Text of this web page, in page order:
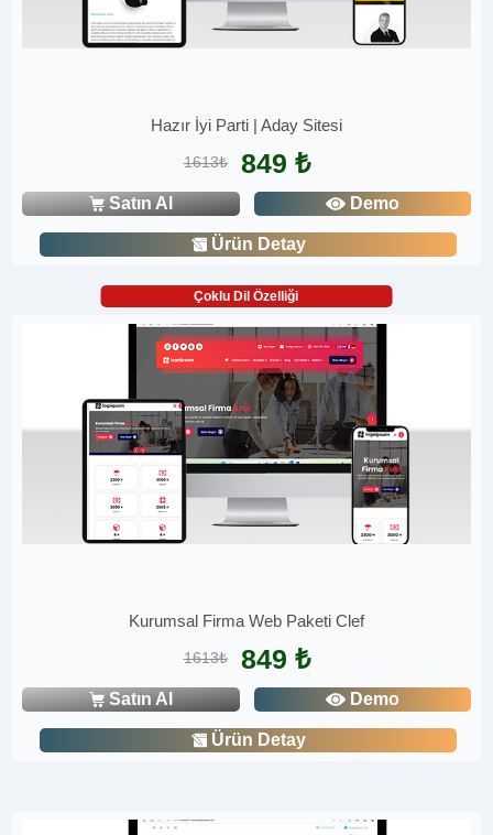
Hazır İyi Parti | Aday Sitesi
1613₺ 849 ₺
Satın Al Demo
Ürün Detay
Çoklu Dil Özelliği
Kurumsal Firma Web Paketi Clef
1613₺ 849 ₺
Satın Al Demo
Ürün Detay